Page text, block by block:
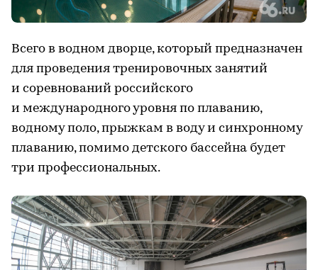
Всего в водном дворце, который предназначен
для проведения тренировочных занятий
и соревнований российского
и международного уровня по плаванию,
водному поло, прыжкам в воду и синхронному
плаванию, помимо детского бассейна будет
три профессиональных.